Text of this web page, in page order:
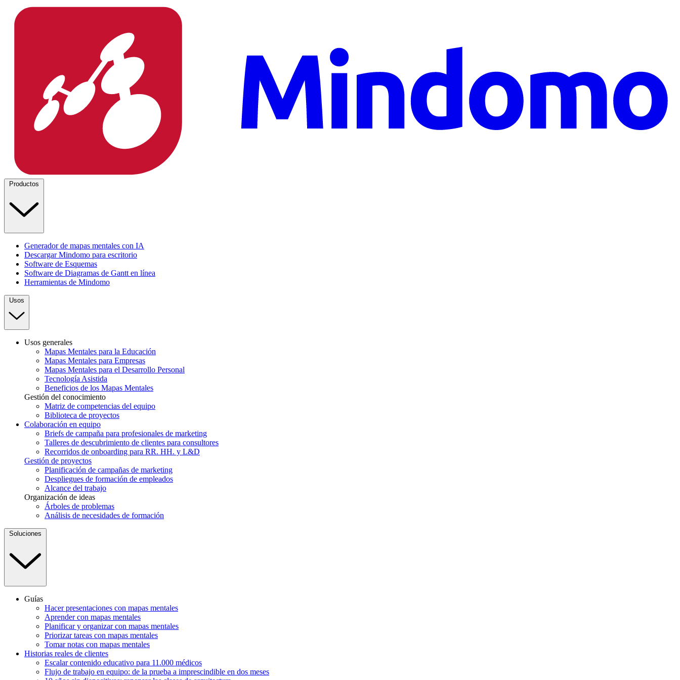
Productos
Generador de mapas mentales con IA
Descargar Mindomo para escritorio
Software de Esquemas
Software de Diagramas de Gantt en línea
Herramientas de Mindomo
Usos
Usos generales
Mapas Mentales para la Educación
Mapas Mentales para Empresas
Mapas Mentales para el Desarrollo Personal
Tecnología Asistida
Beneficios de los Mapas Mentales
Gestión del conocimiento
Matriz de competencias del equipo
Biblioteca de proyectos
Colaboración en equipo
Briefs de campaña para profesionales de marketing
Talleres de descubrimiento de clientes para consultores
Recorridos de onboarding para RR. HH. y L&D
Gestión de proyectos
Planificación de campañas de marketing
Despliegues de formación de empleados
Alcance del trabajo
Organización de ideas
Árboles de problemas
Análisis de necesidades de formación
Soluciones
Guías
Hacer presentaciones con mapas mentales
Aprender con mapas mentales
Planificar y organizar con mapas mentales
Priorizar tareas con mapas mentales
Tomar notas con mapas mentales
Historias reales de clientes
Escalar contenido educativo para 11.000 médicos
Flujo de trabajo en equipo: de la prueba a imprescindible en dos meses